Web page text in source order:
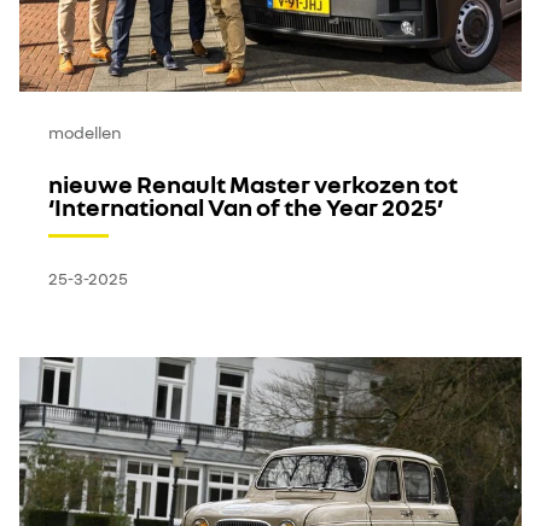
modellen
nieuwe Renault Master verkozen tot
‘International Van of the Year 2025’
25-3-2025